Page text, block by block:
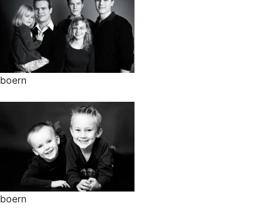
boern
boern